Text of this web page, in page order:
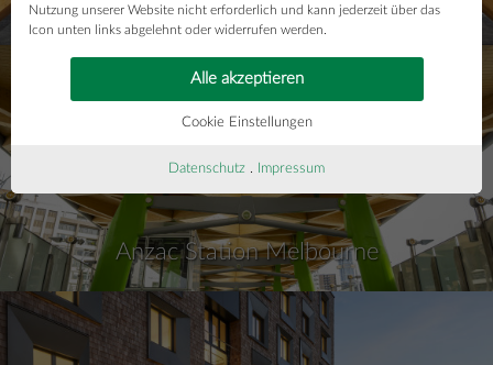
Barker College Maths and Student Hub
Anzac Station Melbourne
Nutzung unserer Website nicht erforderlich und kann jederzeit über das
Icon unten links abgelehnt oder widerrufen werden.
Cookie Einstellungen
Alle akzeptieren
Datenschutz Impressum